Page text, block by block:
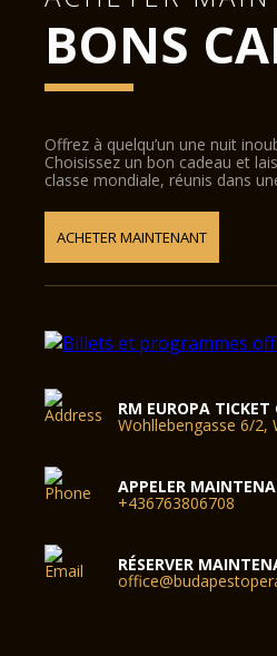
BONS
Offrez à quelqu’un une nuit
Choisissez un bon cadeau et
classe mondiale, réunis dans
ACHETER MAINTENANT
RM EUROPA TICKET
Wohllebengasse 6/2,
APPELER
+436763806708
RÉSERVER